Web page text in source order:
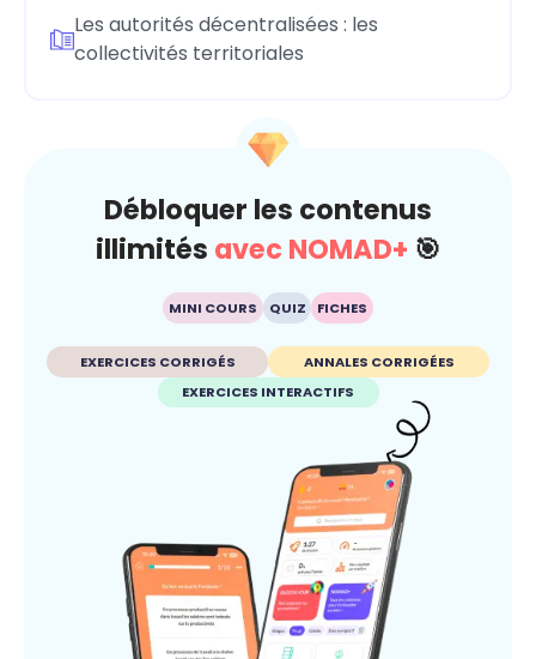
Les autorités décentralisées : les
collectivités territoriales
Débloquer les contenus
illimités avec NOMAD+ 🎯
MINI COURS QUIZ FICHES
EXERCICES CORRIGÉS
ANNALES CORRIGÉES
EXERCICES INTERACTIFS